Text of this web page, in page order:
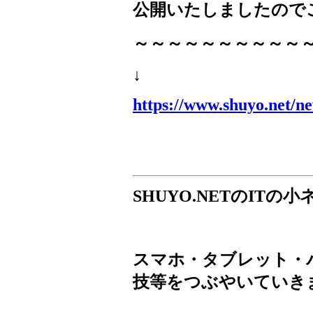
公開いたしましたので
～～～～～～～～～～
↓
https://www.shuyo.net/
SHUYO.NETのITの小
スマホ・タブレット・
技等をつぶやいていき